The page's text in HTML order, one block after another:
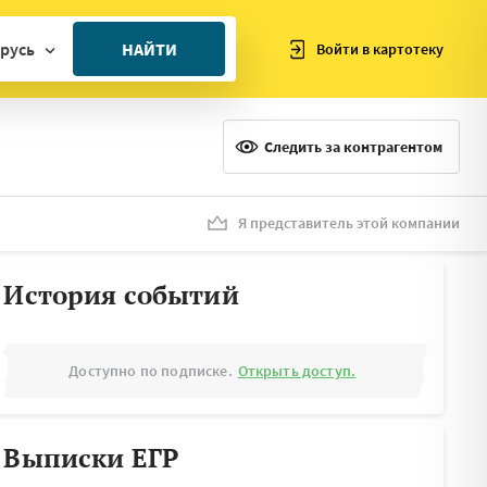
НАЙТИ Войти в картотеку
Следить за контрагентом
Я представитель этой компании
История событий
Доступно по подписке. Открыть доступ.
Выписки ЕГР